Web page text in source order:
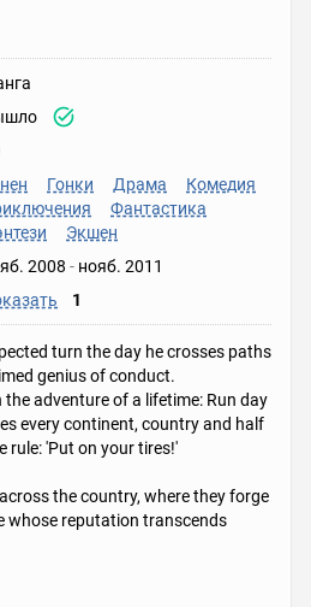
Гонки Драма
Комедия
Фантастика
Экшен
2008 - нояб. 2011
1
turn the day he crosses paths
genius of conduct.
the adventure of a lifetime: Run day
every continent, country and half
rule: 'Put on your tires!'
the country, where they forge
whose reputation transcends